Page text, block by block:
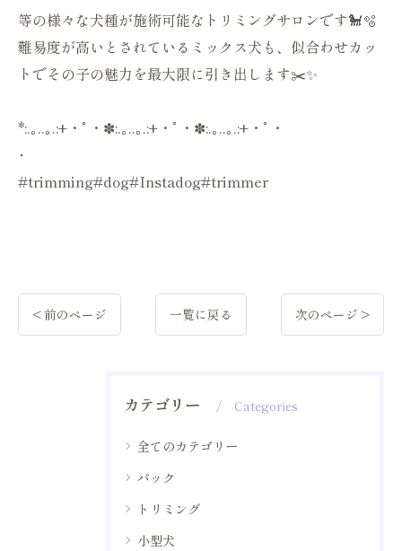
等の様々な犬種が施術可能なトリミングサロンです🐩🫧
難易度が高いとされているミックス犬も、似合わせカッ
トでその子の魅力を最大限に引き出します✂️✨
*:.｡..｡.:+・ﾟ・✽:.｡..｡.:+・ﾟ・✽:.｡..｡.:+・ﾟ・
･
#trimming#dog#Instadog#trimmer
< 前のページ 一覧に戻る 次のページ >
カテゴリー Categories
全てのカテゴリー
パック
トリミング
小型犬